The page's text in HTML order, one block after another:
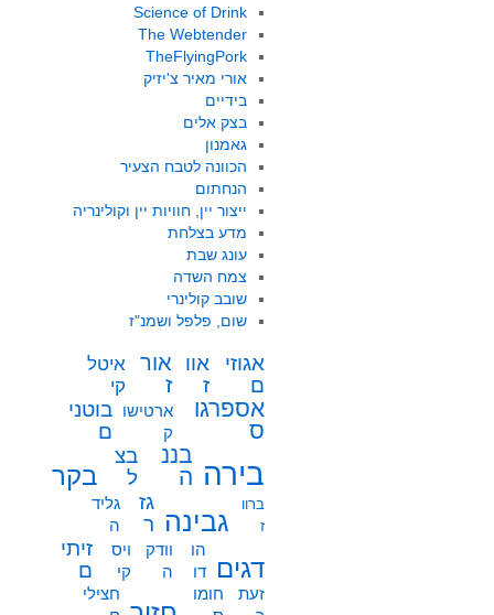
Science of Drink
The Webtender
TheFlyingPork
אורי מאיר צ'יזיק
בידיים
בצק אלים
גאמנון
הכוונה לטבח הצעיר
הנחתום
ייצור יין, חוויות יין וקולינריה
מדע בצלחת
עונג שבת
צמח השדה
שובב קולינרי
שום, פלפל ושמנ"ז
אגוזי
ם
אוו
ז
אור
ז
איטל
קי
אספרגו
ס
ארטישו
ק
בוטני
ם
בירה
בננ
ה
בצ
ל
בקר
ברוו
ז
גבינה
גז
ר
גליד
ה
דגים
הו
דו
וודק
ה
ויס
קי
זיתי
ם
זעת
חומו
חצילי